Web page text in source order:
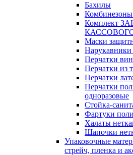
Бахилы
Комплект
Маски
Перчатки
Перчатки из
Перчатки
Перчатки
одноразовые
Стойка-
Фартуки
Халаты
Шапочки
Упаковочные
стрейч, пленка и